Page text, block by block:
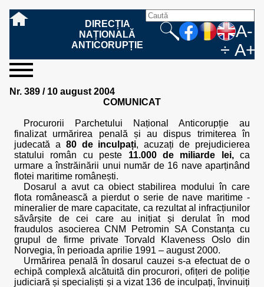
DIRECȚIA
NAȚIONALĂ
ANTICORUPȚIE
A-
÷ A+
sesizați-
ne
Ce
corupție
Cum
de
corupție?
Cum
cel care
denunță?
Ce
conțină o
sesizare?
Fazele
Ce
sesizez
o faptă
de
corupție?
Care sunt
persoanelor
în procesul
penal?
Cum
oferind
date
despre
posibile
fapte de
corupție?
despre
noi
Cine
Cu ce
DNA?
Sursele
ale DNA
Structura
Conducerea
Structuri
Cadrul
Resurse
publice
Resurse
Integritate
rezultatele
noastre
Rapoarte
Hotărâri
în cauze
de
corupție
mass
media
Biroul de
publice -
Contacte
Comunicate
Model de
Drept
Evenimente
informare
publică
Persoana
informarea
publică
Model
în baza
Legii
544/2001
Raportul
aplicarea
Legii
544/2001
Legea
de
aplicare
Protecția
caracter
personal
Modalități
a
răspunsului
oferit în
baza Legii
544/2001
cooperare
internațională
Programe
Evenimente
Cadrul legal
Nr. 389 / 10 august 2004
COMUNICAT
Procurorii Parchetului Național Anticorupție au
finalizat urmărirea penală și au dispus trimiterea în
judecată a 80 de inculpați, acuzați de prejudicierea
statului român cu peste 11.000 de miliarde lei,ca
urmare a înstrăinării unui număr de 16 nave aparținând
flotei maritime românești.
Dosarul a avut ca obiect stabilirea modului în care
flota românească a pierdut o serie de nave maritime -
mineralier de mare capacitate, ca rezultat al infracțiunilor
săvârșite de cei care au inițiat și derulat în mod
fraudulos asocierea CNM Petromin SA Constanța cu
grupul de firme private Torvald Klaveness Oslo din
Norvegia, în perioada aprilie 1991 – august 2000.
Urmărirea penală în dosarul cauzei s-a efectuat de o
echipă complexă alcătuită din procurori, ofițeri de poliție
judiciară și specialiști și a vizat 136 de inculpați, învinuiți